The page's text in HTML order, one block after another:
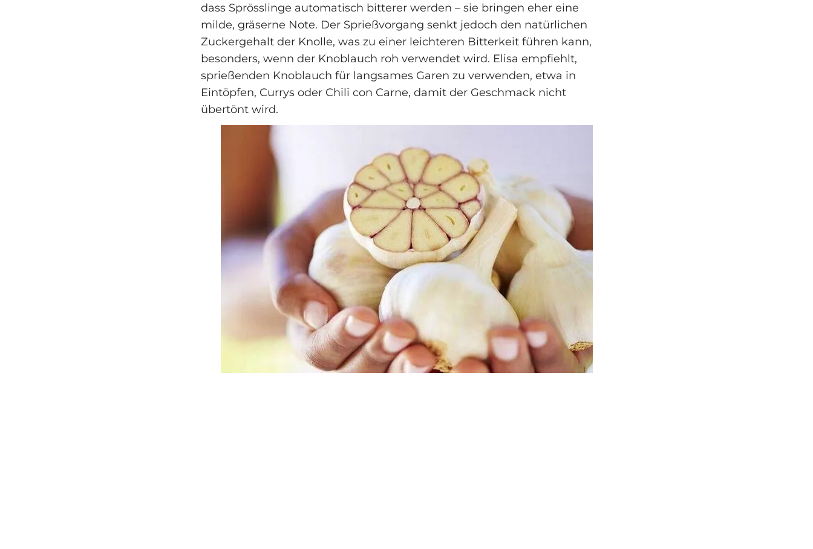
dass Sprösslinge automatisch bitterer werden – sie bringen eher eine
milde, gräserne Note. Der Sprießvorgang senkt jedoch den natürlichen
Zuckergehalt der Knolle, was zu einer leichteren Bitterkeit führen kann,
besonders, wenn der Knoblauch roh verwendet wird. Elisa empfiehlt,
sprießenden Knoblauch für langsames Garen zu verwenden, etwa in
Eintöpfen, Currys oder Chili con Carne, damit der Geschmack nicht
übertönt wird.